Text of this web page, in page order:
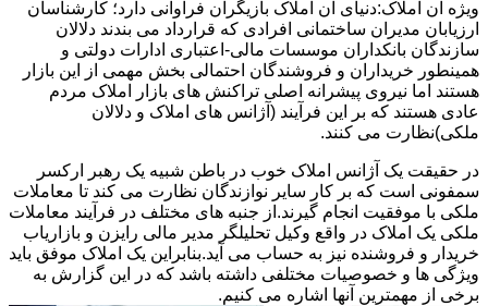
ویژه ان املاک:دنیای ان املاک بازیگران فراوانی دارد؛ کارشناسان
ارزیابان مدیران ساختمانی افرادی که قرارداد می بندند دلالان
سازندگان بانکداران موسسات مالی-اعتباری ادارات دولتی و
همینطور خریداران و فروشندگان احتمالی بخش مهمی از این بازار
هستند اما نیروی پیشرانه اصلی تراکنش های بازار املاک مردم
عادی هستند که بر این فرآیند (آژانس های املاک و دلالان
ملکی)نظارت می کنند.
در حقیقت یک آژانس املاک خوب در باطن شبیه یک رهبر ارکسر
سمفونی است که بر کار سایر نوازندگان نظارت می کند تا معاملات
ملکی با موفقیت انجام گیرند.از جنبه های مختلف در فرآیند معاملات
ملکی یک املاک در واقع وکیل تحلیلگر مدیر مالی رایزن و بازاریاب
خریدار و فروشنده نیز به حساب می آید.بنابراین یک املاک موفق باید
ویژگی ها و خصوصیات مختلفی داشته باشد که در این گزارش به
برخی از مهمترین آنها اشاره می کنیم.